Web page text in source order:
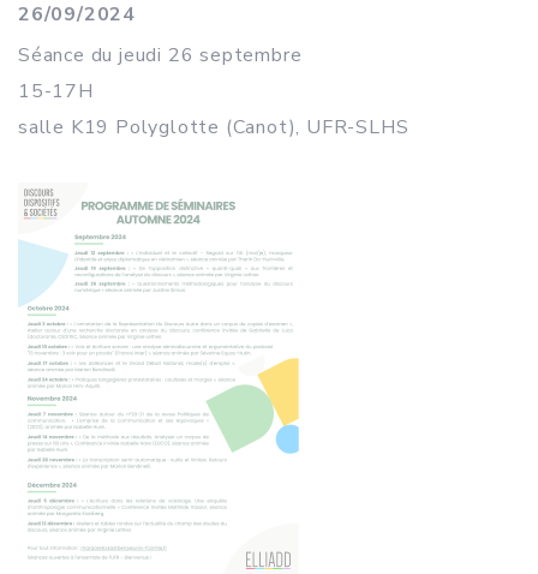
26/09/2024
Séance dujeudi 26 septembre
15-17H
salle K19 Polyglotte (Canot), UFR-SLHS